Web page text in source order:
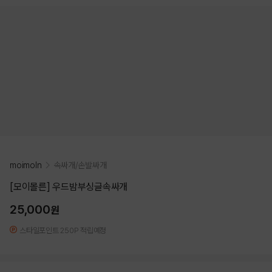
moimoln 속싸개/손발싸개
[모이몰른] 우드밤부싱글속싸개
25,000원
스타일포인트 250P 적립예정